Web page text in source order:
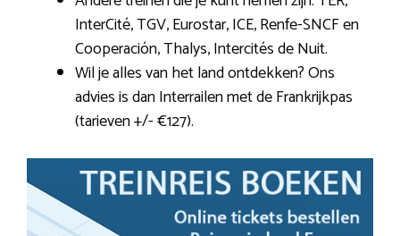
InterCité, TGV, Eurostar, ICE, Renfe-SNCF en
Cooperación, Thalys, Intercités de Nuit.
Wil je alles van het land ontdekken? Ons
advies is dan Interrailen met de Frankrijkpas
(tarieven +/- €127).